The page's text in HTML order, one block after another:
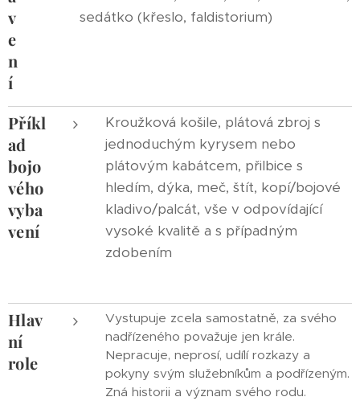
v
e
n
í
sedátko (křeslo, faldistorium)
Příkl
ad
bojo
vého
vyba
vení
Kroužková košile, plátová zbroj s
jednoduchým kyrysem nebo
plátovým kabátcem, přilbice s
hledím, dýka, meč, štít, kopí/bojové
kladivo/palcát, vše v odpovídající
vysoké kvalitě a s případným
zdobením
Hlav
ní
role
Vystupuje zcela samostatně, za svého
nadřízeného považuje jen krále.
Nepracuje, neprosí, udílí rozkazy a
pokyny svým služebníkům a podřízeným.
Zná historii a význam svého rodu.